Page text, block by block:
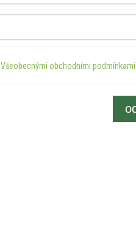
Všeobecnými obchodními podmínkami